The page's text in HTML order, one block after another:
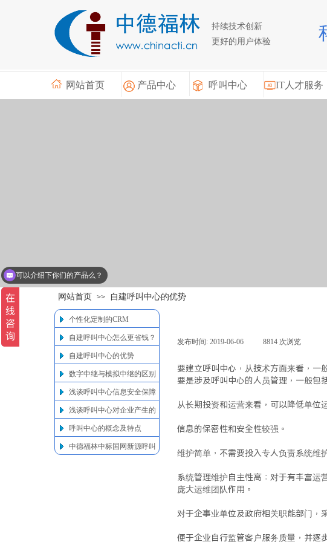
持续技术创新
更好的用户体验
网站首页 产品中心 呼叫中心 IT人才服务
网站首页 >> 自建呼叫中心的优势
个性化定制的CRM
自建呼叫中心怎么更省钱？
自建呼叫中心的优势
数字中继与模拟中继的区别
浅谈呼叫中心信息安全保障
浅谈呼叫中心对企业产生的
价值
呼叫中心的概念及特点
中德福林中标国网新源呼叫
发布时间: 2019-06-06 8814 次浏览
要建立呼叫中心，从技术方面来看，一
要是涉及呼叫中心的人员管理，一般包
从长期投资和运营来看，可以降低单位
信息的保密性和安全性较强。
维护简单，不需要投入专人负责系统维
系统管理维护自主性高：对于有丰富运
庞大运维团队作用。
对于企事业单位及政府相关职能部门，
便于企业自行监管客户服务质量，并逐
可以介绍下你们的产品么？